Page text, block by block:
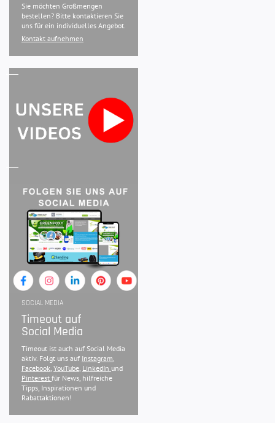
Sie möchten Großmengen
bestellen? Bitte kontaktieren Sie
uns für ein individuelles Angebot.
Kontakt aufnehmen
SOCIAL MEDIA
Timeout auf
Social Media
Timeout ist auch auf Social Media
aktiv. Folgt uns auf Instagram
Facebook YouTube LinkedIn und
Pinterest für News, hilfreiche
Tipps, Inspirationen und
Rabattaktionen!